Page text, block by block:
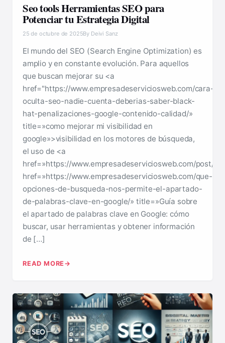
Seo tools Herramientas SEO para
Potenciar tu Estrategia Digital
25 de octubre de 2025By Deivi Sanz
El mundo del SEO (Search Engine Optimization) es
amplio y en constante evolución. Para aquellos
que buscan mejorar su <a
href="https://www.empresadeserviciosweb.com/cara-
oculta-seo-nadie-cuenta-deberias-saber-black-
hat-penalizaciones-google-contenido-calidad/»
title=»como mejorar mi visibilidad en
google»>visibilidad en los motores de búsqueda,
el uso de <a
href=»https://www.empresadeserviciosweb.com/post/<a
href=»https://www.empresadeserviciosweb.com/que-
opciones-de-busqueda-nos-permite-el-apartado-
de-palabras-clave-en-google/» title=»Guía sobre
el apartado de palabras clave en Google: cómo
buscar, usar herramientas y obtener información
de […]
READ MORE